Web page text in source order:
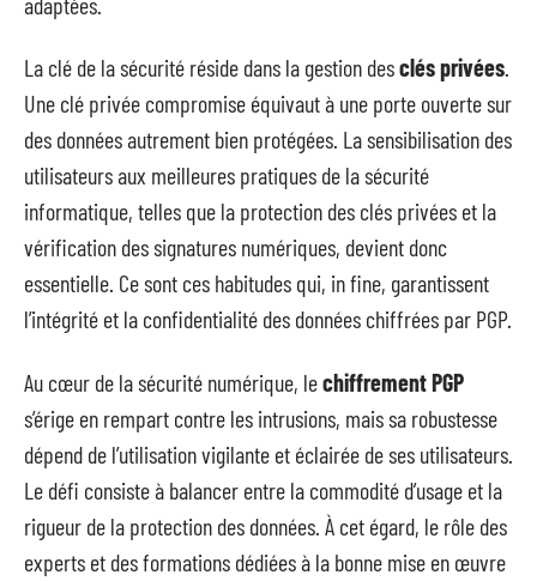
La clé de la sécurité réside dans la gestion desclés privées.
Une clé privée compromise équivaut à une porte ouverte sur
des données autrement bien protégées. La sensibilisation des
utilisateurs aux meilleures pratiques de la sécurité
informatique, telles que la protection des clés privées et la
vérification des signatures numériques, devient donc
essentielle. Ce sont ces habitudes qui, in fine, garantissent
l’intégrité et la confidentialité des données chiffrées par PGP.
Au cœur de la sécurité numérique, lechiffrement PGP
s’érige en rempart contre les intrusions, mais sa robustesse
dépend de l’utilisation vigilante et éclairée de ses utilisateurs.
Le défi consiste à balancer entre la commodité d’usage et la
rigueur de la protection des données. À cet égard, le rôle des
experts et des formations dédiées à la bonne mise en œuvre